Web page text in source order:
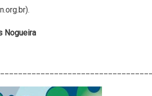
).
Nogueira